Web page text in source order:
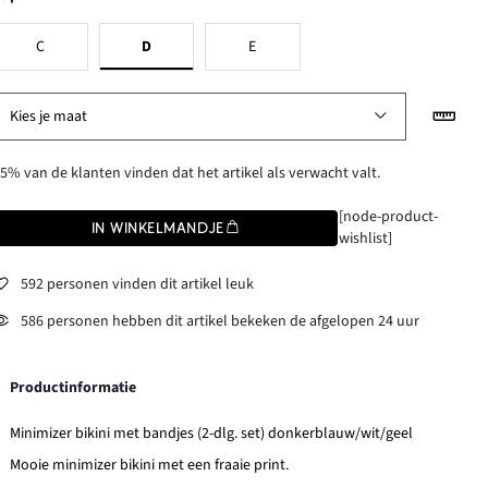
C D E
Kies je maat
van de klanten vinden dat het artikel als verwacht valt.
IN WINKELMANDJE
[node-product-
wishlist]
592 personen vinden dit artikel leuk
586 personen hebben dit artikel bekeken de afgelopen 24 uur
Productinformatie
Minimizer bikini met bandjes (2-dlg. set) donkerblauw/wit/geel
Mooie minimizer bikini met een fraaie print.